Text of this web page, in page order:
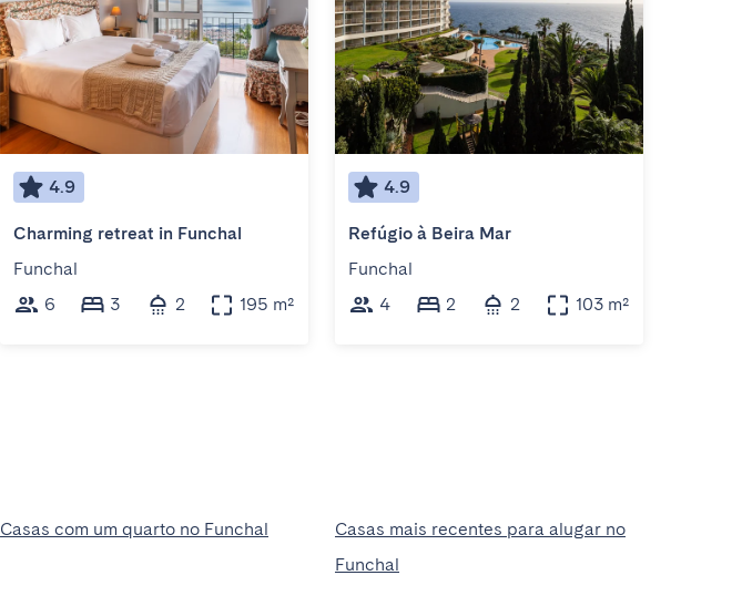
4.9
Charming retreat in Funchal
Funchal
6
3 2 195 m²
4.9
Refúgio à Beira Mar
Funchal
4
2 2 103 m²
Casas com um quarto no Funchal
Casas mais recentes para alugar no
Funchal